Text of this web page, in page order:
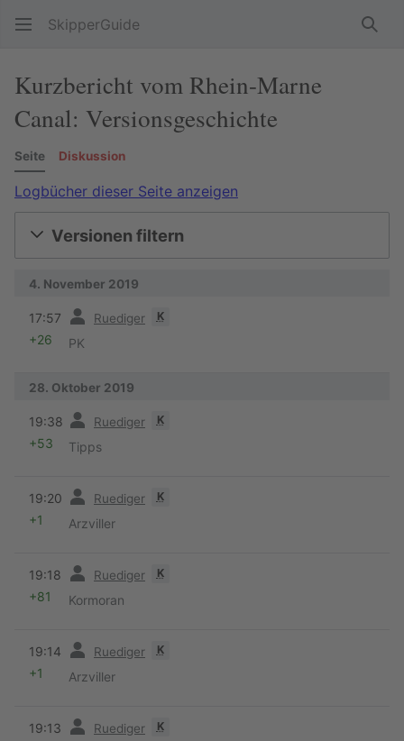
SkipperGuide
Kurzbericht vom Rhein-Marne
Canal: Versionsgeschichte
Seite Diskussion
Logbücher dieser Seite anzeigen
Versionen filtern
4. November 2019
17:57 Ruediger K
+26 PK
28. Oktober 2019
19:38 Ruediger K
+53 Tipps
19:20 Ruediger K
+1 Arzviller
19:18 Ruediger K
+81 Kormoran
19:14 Ruediger K
+1 Arzviller
19:13 Ruediger K